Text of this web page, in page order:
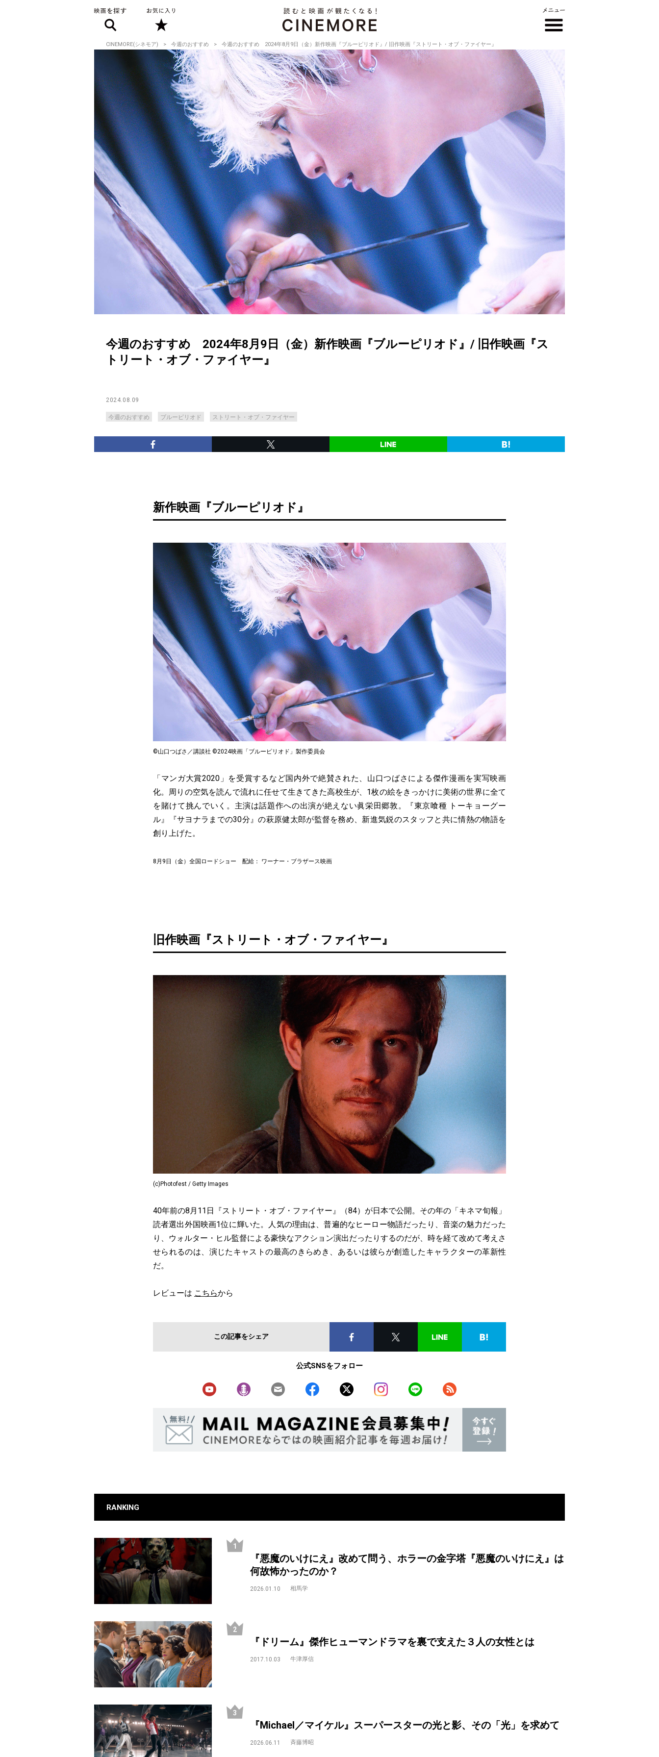
CINEMORE(シネモア) 今週のおすすめ 今週のおすすめ 2024年8月9日（金）新作映画『ブルーピリオド』/ 旧作映画『ストリート・オブ・ファイヤー』
今週のおすすめ 2024年8月9日（金）新作映画『ブルーピリオド』/ 旧作映画『ス
トリート・オブ・ファイヤー』
2024.08.09
今週のおすすめ ブルーピリオド ストリート・オブ・ファイヤー
新作映画『ブルーピリオド』
©山口つばさ／講談社 ©2024映画「ブルーピリオド」製作委員会
「マンガ大賞2020」を受賞するなど国内外で絶賛された、山口つばさによる傑作漫画を実写映画
化。周りの空気を読んで流れに任せて生きてきた高校生が、1枚の絵をきっかけに美術の世界に全て
を賭けて挑んでいく。主演は話題作への出演が絶えない眞栄田郷敦。『東京喰種 トーキョーグー
ル』『サヨナラまでの30分』の萩原健太郎が監督を務め、新進気鋭のスタッフと共に情熱の物語を
創り上げた。
8月9日（金）全国ロードショー 配給： ワーナー・ブラザース映画
旧作映画『ストリート・オブ・ファイヤー』
(c)Photofest / Getty Images
40年前の8月11日『ストリート・オブ・ファイヤー』（84）が日本で公開。その年の「キネマ旬報」
読者選出外国映画1位に輝いた。人気の理由は、普遍的なヒーロー物語だったり、音楽の魅力だった
り、ウォルター・ヒル監督による豪快なアクション演出だったりするのだが、時を経て改めて考えさ
せられるのは、演じたキャストの最高のきらめき、あるいは彼らが創造したキャラクターの革新性
だ。
レビューは こちらから
この記事をシェア
公式SNSをフォロー
RANKING
『悪魔のいけにえ』改めて問う、ホラーの金字塔『悪魔のいけにえ』は
何故怖かったのか？
2026.01.10 相馬学
『ドリーム』傑作ヒューマンドラマを裏で支えた３人の女性とは
2017.10.03 牛津厚信
『Michael／マイケル』スーパースターの光と影、その「光」を求めて
2026.06.11 斉藤博昭